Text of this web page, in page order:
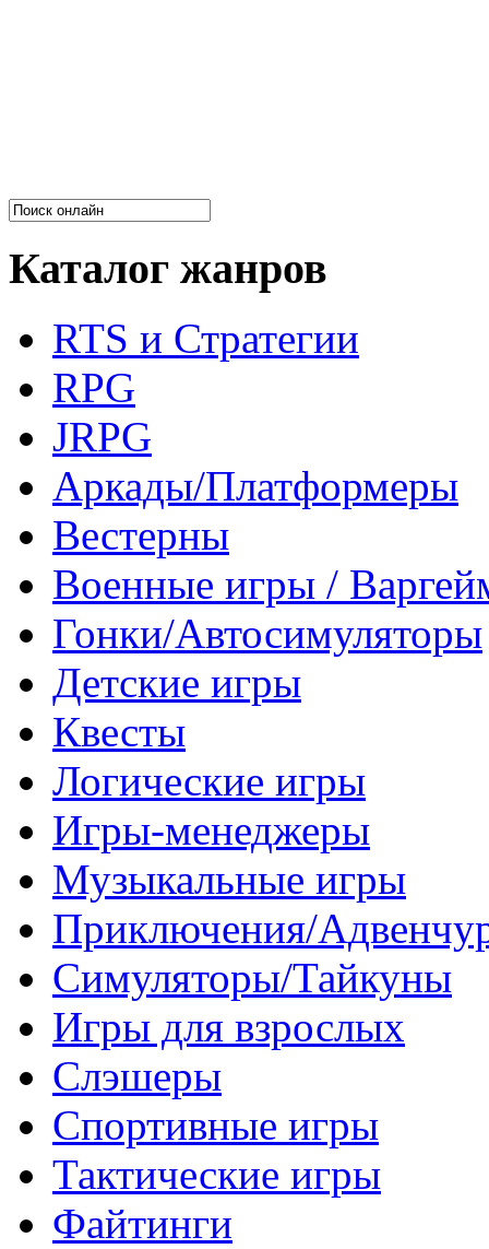
Каталог жанров
RTS и Стратегии
RPG
JRPG
Аркады/Платформеры
Вестерны
Военные игры /
Гонки/Автосимуляторы
Детские игры
Квесты
Логические игры
Игры-менеджеры
Музыкальные игры
Приключения/
Симуляторы/Тайкуны
Игры для взрослых
Слэшеры
Спортивные игры
Тактические игры
Файтинги